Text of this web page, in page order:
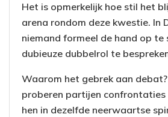
Het is opmerkelijk hoe stil het
arena rondom deze kwestie. In
niemand formeel de hand op te
dubieuze dubbelrol te
Waarom het gebrek aan
proberen partijen confrontaties
hen in dezelfde neerwaartse